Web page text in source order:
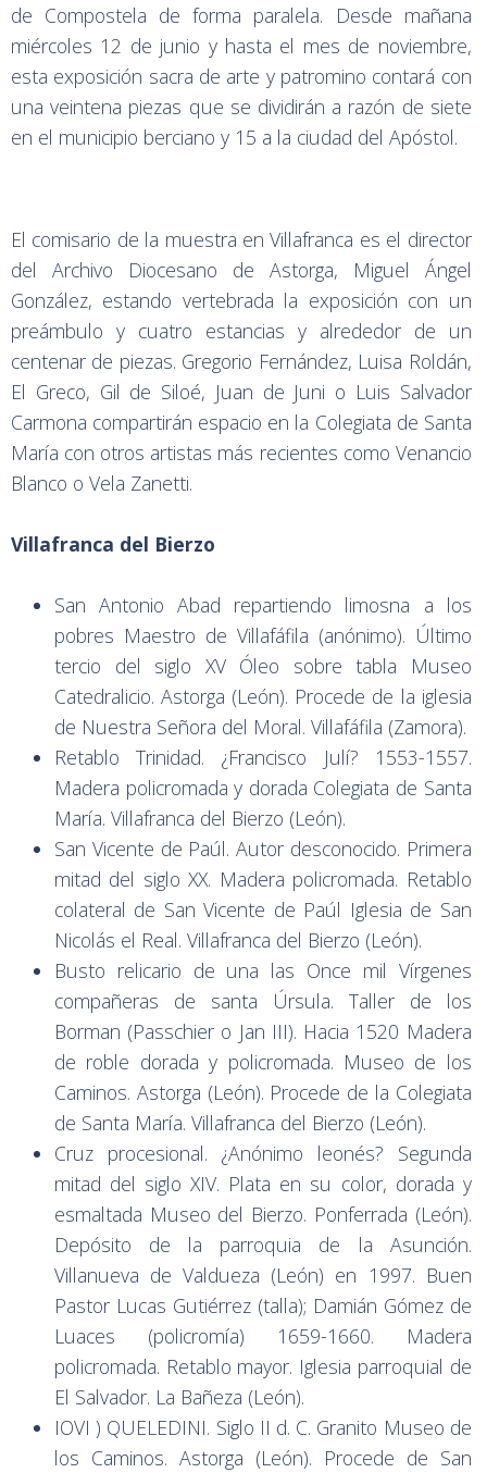
de Compostela de forma paralela. Desde mañana
miércoles 12 de junio y hasta el mes de noviembre,
esta exposición sacra de arte y patromino contará con
una veintena piezas que se dividirán a razón de siete
en el municipio berciano y 15 a la ciudad del Apóstol.
El comisario de la muestra en Villafranca es el director
del Archivo Diocesano de Astorga, Miguel Ángel
González, estando vertebrada la exposición con un
preámbulo y cuatro estancias y alrededor de un
centenar de piezas. Gregorio Fernández, Luisa Roldán,
El Greco, Gil de Siloé, Juan de Juni o Luis Salvador
Carmona compartirán espacio en la Colegiata de Santa
María con otros artistas más recientes como Venancio
Blanco o Vela Zanetti.
Villafranca del Bierzo
San Antonio Abad repartiendo limosna a los
pobres Maestro de Villafáfila (anónimo). Último
tercio del siglo XV Óleo sobre tabla Museo
Catedralicio. Astorga (León). Procede de la iglesia
de Nuestra Señora del Moral. Villafáfila (Zamora).
Retablo Trinidad. ¿Francisco Julí? 1553-1557.
Madera policromada y dorada Colegiata de Santa
María. Villafranca del Bierzo (León).
San Vicente de Paúl. Autor desconocido. Primera
mitad del siglo XX. Madera policromada. Retablo
colateral de San Vicente de Paúl Iglesia de San
Nicolás el Real. Villafranca del Bierzo (León).
Busto relicario de una las Once mil Vírgenes
compañeras de santa Úrsula. Taller de los
Borman (Passchier o Jan III). Hacia 1520 Madera
de roble dorada y policromada. Museo de los
Caminos. Astorga (León). Procede de la Colegiata
de Santa María. Villafranca del Bierzo (León).
Cruz procesional. ¿Anónimo leonés? Segunda
mitad del siglo XIV. Plata en su color, dorada y
esmaltada Museo del Bierzo. Ponferrada (León).
Depósito de la parroquia de la Asunción.
Villanueva de Valdueza (León) en 1997. Buen
Pastor Lucas Gutiérrez (talla); Damián Gómez de
Luaces (policromía) 1659-1660. Madera
policromada. Retablo mayor. Iglesia parroquial de
El Salvador. La Bañeza (León).
IOVI ) QUELEDINI. Siglo II d. C. Granito Museo de
los Caminos. Astorga (León). Procede de San